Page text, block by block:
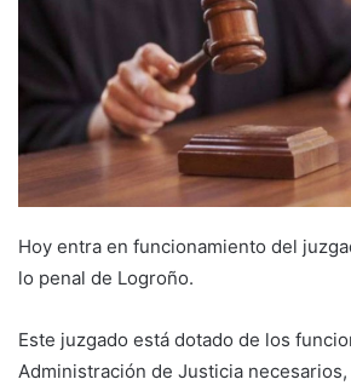
e
m
a
i
Hoy entra en funcionamiento del
lo penal de Logroño.
Este juzgado está dotado de los
Administración de Justicia